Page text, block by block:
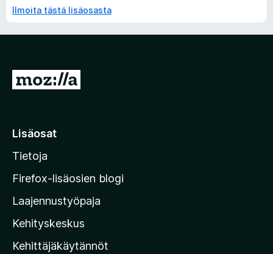
Ilmoita tästä lisäosasta
S
r
y
M
z
i
l
Lisäosat
Tietoja
Firefox-lisäosien blogi
Laajennustyöpaja
Kehityskeskus
Kehittäjäkäytännöt